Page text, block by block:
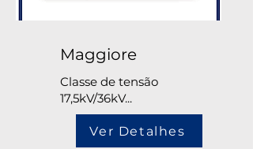
Maggiore
Classe de tensão
17,5kV/36kV...
Ver Detalhes